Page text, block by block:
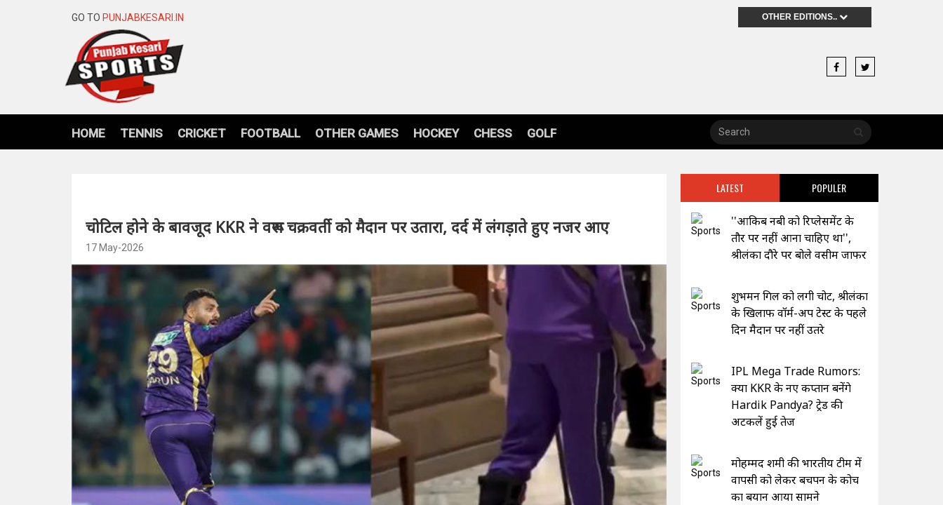
GO TO PUNJABKESARI.IN OTHER EDITIONS..
HOME TENNIS CRICKET FOOTBALL OTHER GAMES HOCKEY CHESS GOLF
चोटिल होने के बावजूद KKR ने वरूण चक्रवर्ती को मैदान पर उतारा, दर्द में लंगड़ाते हुए नजर आए
17 May-2026
LATEST POPULER
''आकिब नबी को रिप्लेसमेंट के
तौर पर नहीं आना चाहिए था'',
श्रीलंका दौरे पर बोले वसीम जाफर
शुभमन गिल को लगी चोट, श्रीलंका
के खिलाफ वॉर्म-अप टेस्ट के पहले
दिन मैदान पर नहीं उतरे
IPL Mega Trade Rumors:
क्या KKR के नए कप्तान बनेंगे
Hardik Pandya? ट्रेड की
अटकलें हुई तेज
मोहम्मद शमी की भारतीय टीम में
वापसी को लेकर बचपन के कोच
का बयान आया सामने